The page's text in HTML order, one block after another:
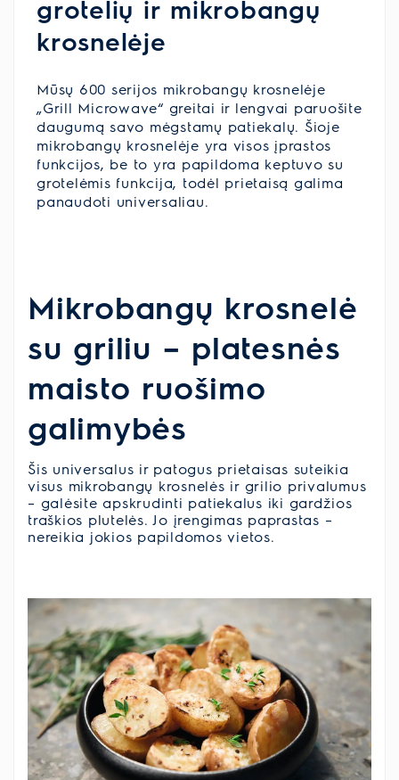
grotelių ir mikrobangų
krosnelėje
Mūsų 600 serijos mikrobangų krosnelėje
„Grill Microwave“ greitai ir lengvai paruošite
daugumą savo mėgstamų patiekalų. Šioje
mikrobangų krosnelėje yra visos įprastos
funkcijos, be to yra papildoma keptuvo su
grotelėmis funkcija, todėl prietaisą galima
panaudoti universaliau.
Mikrobangų krosnelė
su griliu – platesnės
maisto ruošimo
galimybės
Šis universalus ir patogus prietaisas suteikia
visus mikrobangų krosnelės ir grilio privalumus
– galėsite apskrudinti patiekalus iki gardžios
traškios plutelės. Jo įrengimas paprastas –
nereikia jokios papildomos vietos.